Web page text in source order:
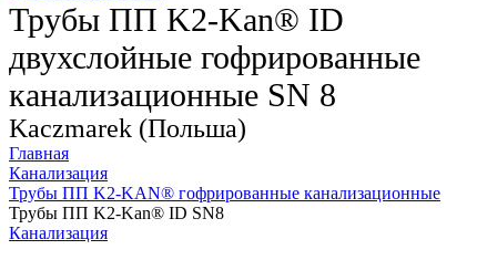
Трубы ПП K2-Kan® ID
двухслойные гофрированные
канализационные SN 8
Kaczmarek (Польша)
Главная
Канализация
Трубы ПП K2-KAN® гофри­рованные канализационные
Трубы ПП K2-Kan® ID SN8
Канализация